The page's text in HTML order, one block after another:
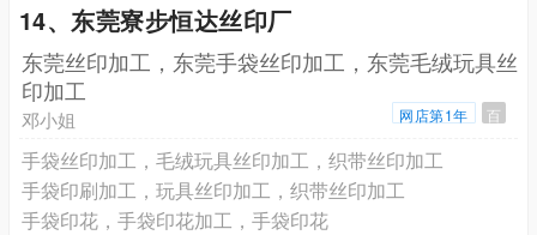
14、东莞寮步恒达丝印厂
东莞丝印加工，东莞手袋丝印加工，东莞毛绒玩具丝
印加工
邓小姐 网店第1年 百
手袋丝印加工，毛绒玩具丝印加工，织带丝印加工
手袋印刷加工，玩具丝印加工，织带丝印加工
手袋印花，手袋印花加工，手袋印花